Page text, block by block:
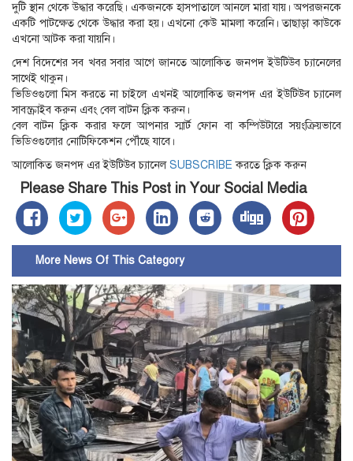
দুটি স্থান থেকে উদ্ধার করেছি। একজনকে হাসপাতালে আনলে মারা যায়। অপরজনকে
একটি পাটক্ষেত থেকে উদ্ধার করা হয়। এখনো কেউ মামলা করেনি। তাছাড়া কাউকে
এখনো আটক করা যায়নি।
দেশ বিদেশের সব খবর সবার আগে জানতে আলোকিত জনপদ ইউটিউব চ্যানেলের
সাথেই থাকুন।
ভিডিওগুলো মিস করতে না চাইলে এখনই আলোকিত জনপদ এর ইউটিউব চ্যানেল
সাবস্ক্রাইব করুন এবং বেল বাটন ক্লিক করুন।
বেল বাটন ক্লিক করার ফলে আপনার স্মার্ট ফোন বা কম্পিউটারে সয়ংক্রিয়ভাবে
ভিডিওগুলোর নোটিফিকেশন পৌঁছে যাবে।
আলোকিত জনপদ এর ইউটিউব চ্যানেলSUBSCRIBE করতে ক্লিক করুন
Please Share This Post in Your Social Media
More News Of This Category